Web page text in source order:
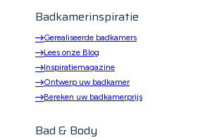
Badkamerinspiratie
Gerealiseerde badkamers
Lees onze Blog
Inspiratiemagazine
Ontwerp uw badkamer
Bereken uw badkamerprijs
Bad & Body